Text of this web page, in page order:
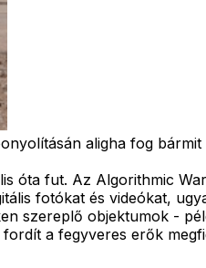
aligha fog bármit
óta fut. Az Algorithmic
fotókat és videókat,
szereplő objektumok -
a fegyveres erők